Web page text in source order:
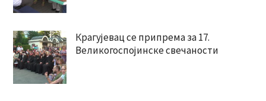
Крагујевац се припрема за 17.
Великогоспојинске свечаности